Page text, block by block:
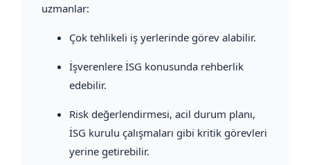
uzmanlar:
Çok tehlikeli iş yerlerinde görev alabilir.
İşverenlere İSG konusunda rehberlik
edebilir.
Risk değerlendirmesi, acil durum planı,
İSG kurulu çalışmaları gibi kritik görevleri
yerine getirebilir.